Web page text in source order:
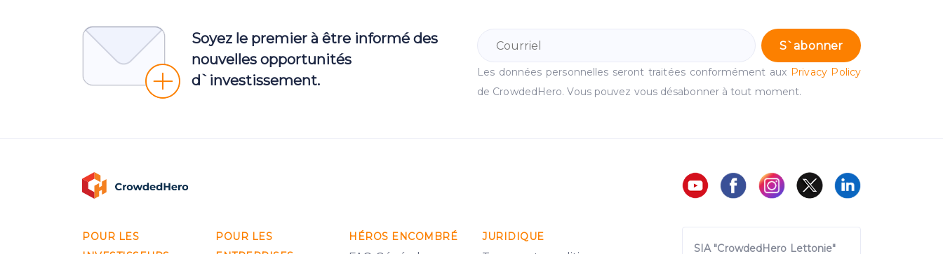
Soyez le premier à être informé des
nouvelles opportunités
d`investissement.
S`abonner
Les données personnelles seront traitées conformément aux Privacy Policy
de CrowdedHero. Vous pouvez vous désabonner à tout moment.
POUR LES
POUR LES
HÉROS ENCOMBRÉ JURIDIQUE
SIA "CrowdedHero Lettonie"